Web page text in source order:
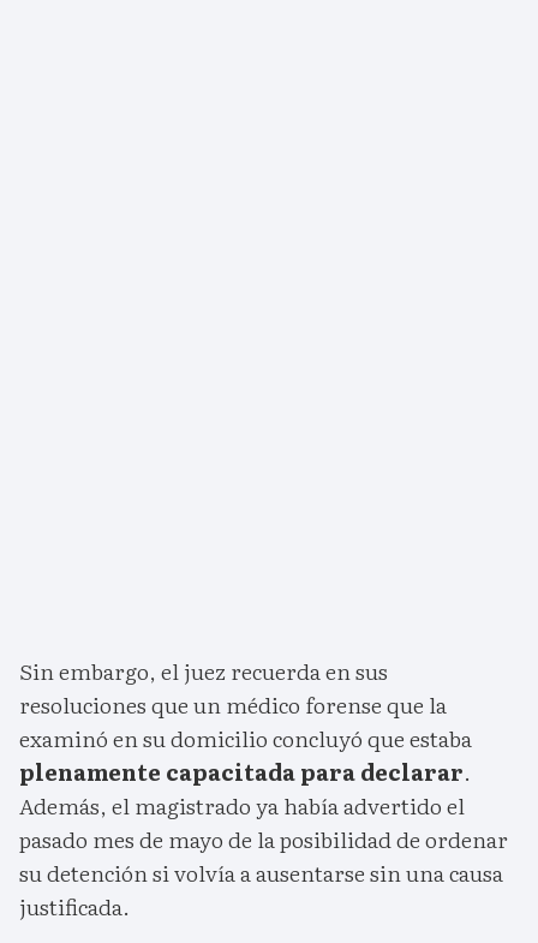
Sin embargo, el juez recuerda en sus
resoluciones que un médico forense que la
examinó en su domicilio concluyó que estaba
plenamente capacitada para declarar.
Además, el magistrado ya había advertido el
pasado mes de mayo de la posibilidad de ordenar
su detención si volvía a ausentarse sin una causa
justificada.